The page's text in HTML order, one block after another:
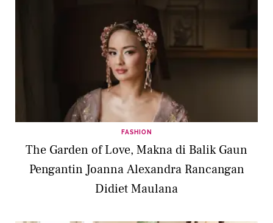
FASHION
The Garden of Love, Makna di Balik Gaun
Pengantin Joanna Alexandra Rancangan
Didiet Maulana